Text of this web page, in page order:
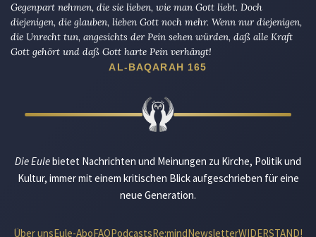
Gegenpart nehmen, die sie lieben, wie man Gott liebt. Doch
diejenigen, die glauben, lieben Gott noch mehr. Wenn nur diejenigen,
die Unrecht tun, angesichts der Pein sehen würden, daß alle Kraft
Gott gehört und daß Gott harte Pein verhängt!
AL-BAQARAH 165
Die Eulebietet Nachrichten und Meinungen zu Kirche, Politik und
Kultur, immer mit einem kritischen Blick aufgeschrieben für eine
neue Generation.
Über unsEule-AboFAQPodcastsRe:mindNewsletterWIDERSTAND!